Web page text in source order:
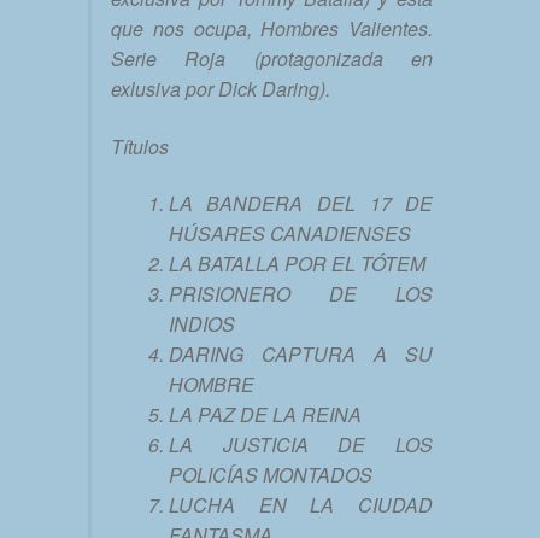
que nos ocupa, Hombres Valientes.
Serie Roja (protagonizada en
exlusiva por Dick Daring).
Títulos
LA BANDERA DEL 17 DE
HÚSARES CANADIENSES
LA BATALLA POR EL TÓTEM
PRISIONERO DE LOS
INDIOS
DARING CAPTURA A SU
HOMBRE
LA PAZ DE LA REINA
LA JUSTICIA DE LOS
POLICÍAS MONTADOS
LUCHA EN LA CIUDAD